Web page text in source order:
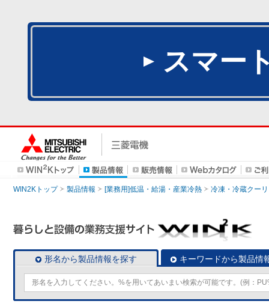
スマー
WIN2Kトップ 製品情報 [業務用]低温・給湯・産業冷熱 冷凍・冷蔵クー
形名から製品情報を探す キーワードから製品情